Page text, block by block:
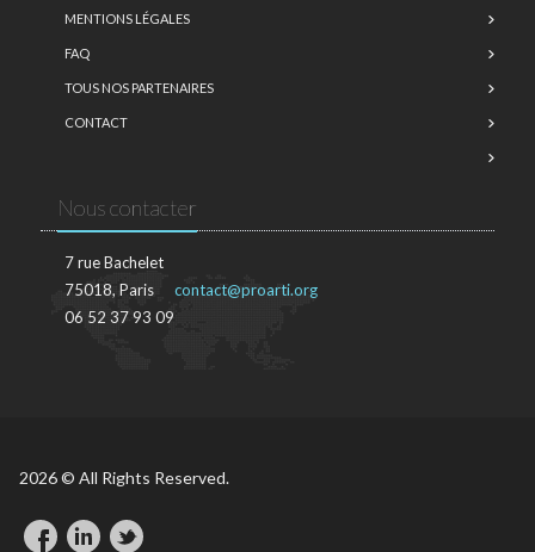
MENTIONS LÉGALES
FAQ
TOUS NOS PARTENAIRES
CONTACT
Nous contacter
7 rue Bachelet
75018, Paris
06 52 37 93 09
contact@proarti.org
2026 © All Rights Reserved.